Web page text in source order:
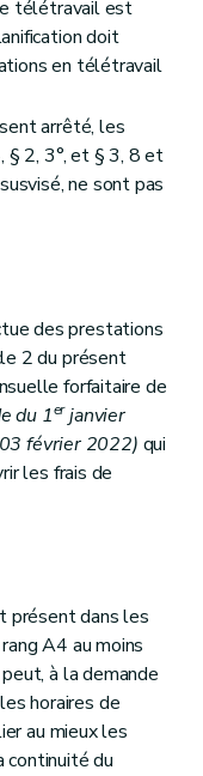
télétravail est
doit
en télétravail
arrêté, les
§ 2, 3°, et § 3, 8 et
ne sont pas
des prestations
2 du présent
forfaitaire de
du 1erjanvier
février 2022) qui
les frais de
présent dans les
A4 au moins
à la demande
horaires de
au mieux les
continuité du